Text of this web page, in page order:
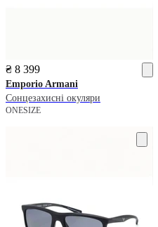
₴ 8 399
Emporio Armani
Сонцезахисні окуляри
ONESIZE